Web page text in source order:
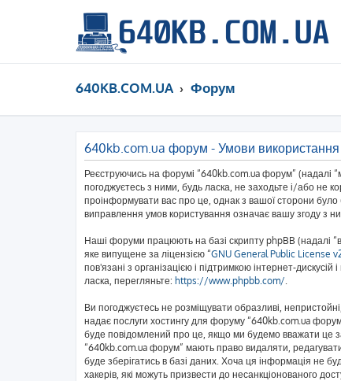
640KB.COM.UA Форум
640kb.com.ua форум - Умови використання
Реєструючись на форумі “640kb.com.ua форум”
погоджуєтесь з ними, будь ласка, не заходьте і/або не
проінформувати вас про це, однак з вашої сторони
виправлення умов користування означає вашу згоду з
Наші форуми працюють на базі скрипту phpBB (надалі
яке випущене за ліцензією “GNU General Public License
пов'язані з організацією і підтримкою інтернет-
ласка, перегляньте: https://www.phpbb.com/.
Ви погоджуєтесь не розміщувати образливі,
надає послуги хостингу для форуму “640kb.com.ua
буде повідомлений про це, якщо ми будемо вважати це
“640kb.com.ua форум” мають право видаляти,
буде зберігатись в базі даних. Хоча ця інформація не
хакерів, які можуть призвести до несанкціонованого